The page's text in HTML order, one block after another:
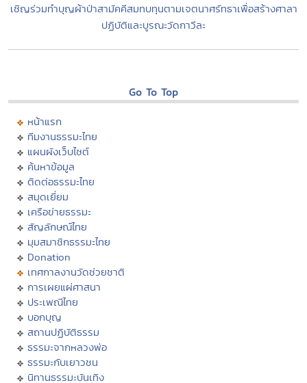
เชิญร่วมทำบุญผ้าป่าสามัคคีสมทบทุนตามเจตนาศรัทธาเพื่อสร้างศาลา
ปฏิบัติและบูรณะวัดกาวีละ
Go To Top
หน้าแรก
ทีมงานธรรมะไทย
แผนผังเว็บไซต์
ค้นหาข้อมูล
ติดต่อธรรมะไทย
สมุดเยี่ยม
เครือข่ายธรรมะ
สัญลักษณ์ไทย
มุมสมาชิกธรรมะไทย
Donation
เทศกาลงานวัดช่วยชาติ
การเผยแผ่ศาสนา
ประเพณีไทย
บอกบุญ
สถานปฏิบัติธรรม
ธรรมะจากหลวงพ่อ
ธรรมะกับเยาวชน
นิทานธรรมะบันเทิง